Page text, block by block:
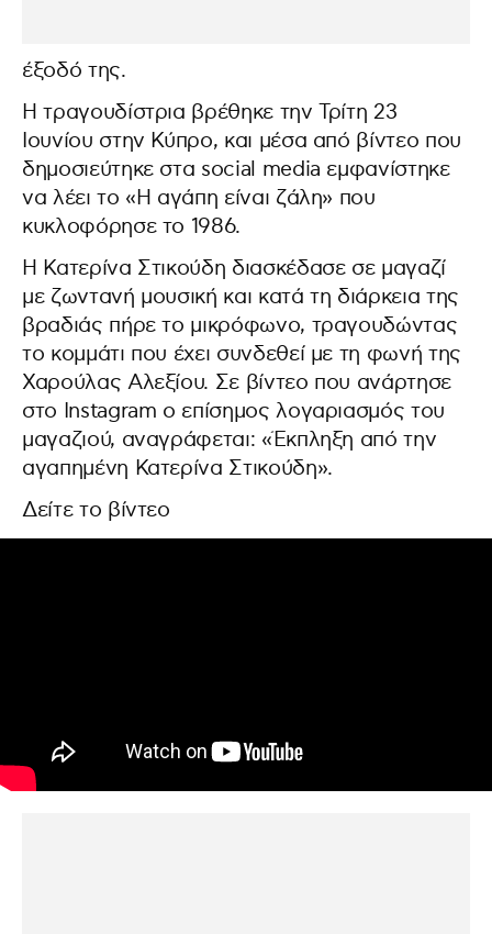
έξοδό της.
Η τραγουδίστρια βρέθηκε την Τρίτη 23
Ιουνίου στην Κύπρο, και μέσα από βίντεο που
δημοσιεύτηκε στα social media εμφανίστηκε
να λέει το «Η αγάπη είναι ζάλη» που
κυκλοφόρησε το 1986.
Η Κατερίνα Στικούδη διασκέδασε σε μαγαζί
με ζωντανή μουσική και κατά τη διάρκεια της
βραδιάς πήρε το μικρόφωνο, τραγουδώντας
το κομμάτι που έχει συνδεθεί με τη φωνή της
Χαρούλας Αλεξίου. Σε βίντεο που ανάρτησε
στο Instagram ο επίσημος λογαριασμός του
μαγαζιού, αναγράφεται: «Έκπληξη από την
αγαπημένη Κατερίνα Στικούδη».
Δείτε το βίντεο